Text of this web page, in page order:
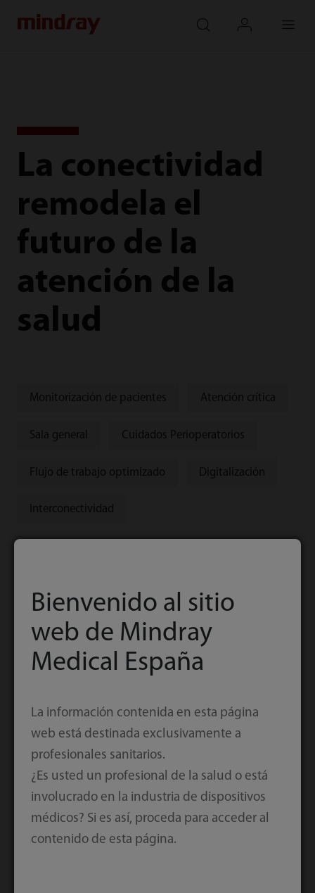
La conectividad
remodela el
futuro de la
atención de la
salud
Monitorización de pacientes Atención crítica
Sala general Cuidados Perioperatorios
Flujo de trabajo optimizado Digitalización
Interconectividad
Bienvenido al sitio
web de Mindray
Medical España
La información contenida en esta página
web está destinada exclusivamente a
profesionales sanitarios.
¿Es usted un profesional de la salud o está
involucrado en la industria de dispositivos
médicos? Si es así, proceda para acceder al
contenido de esta página.